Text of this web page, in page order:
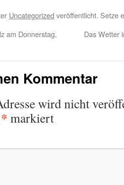
Uncategorized veröffentlicht. Setze
am Donnerstag,
Das Wetter
Kommentar
wird nicht
* markiert